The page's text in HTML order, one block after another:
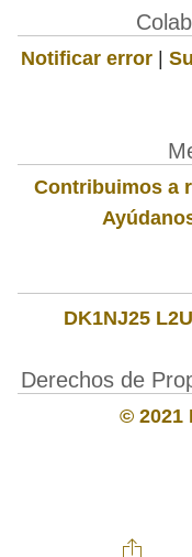
Notificar error |
Contribuimos a
DK1NJ25
Derechos de
© 2021